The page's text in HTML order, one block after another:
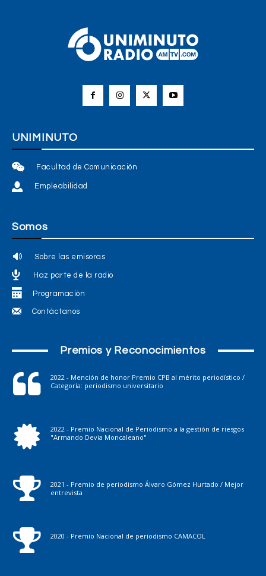
UNIMINUTO
Facultad de Comunicación
Empleabilidad
Somos
Sobre las emisoras
Haz parte de la radio
Programación
Contáctanos
Premios y Reconocimientos
2022 - Mención de honor Premio CPB al mérito periodístico /
Categoría: periodismo universitario
2022 - Premio Nacional de Periodismo a la gestión de riesgos
"Armando Devia Moncaleano"
2021 - Premio de periodismo Álvaro Gómez Hurtado / Mejor
entrevista
2020 - Premio Nacional de periodismo CAMACOL